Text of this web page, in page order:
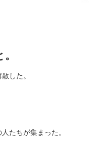
した。
たちが集まった。